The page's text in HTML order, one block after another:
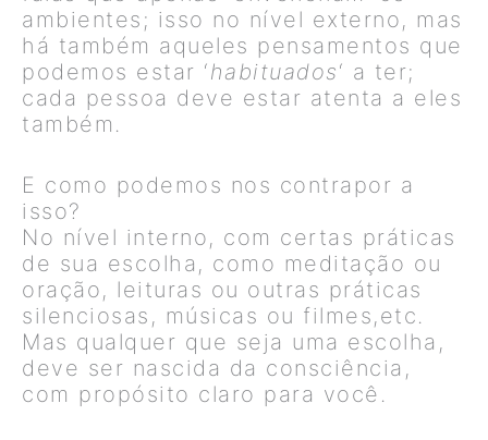
ambientes; isso no nível externo, mas
há também aqueles pensamentos que
podemos estar ‘habituados‘ a ter;
cada pessoa deve estar atenta a eles
também.
E como podemos nos contrapor a
isso?
No nível interno, com certas práticas
de sua escolha, como meditação ou
oração, leituras ou outras práticas
silenciosas, músicas ou filmes,etc.
Mas qualquer que seja uma escolha,
deve ser nascida da consciência,
com propósito claro para você.